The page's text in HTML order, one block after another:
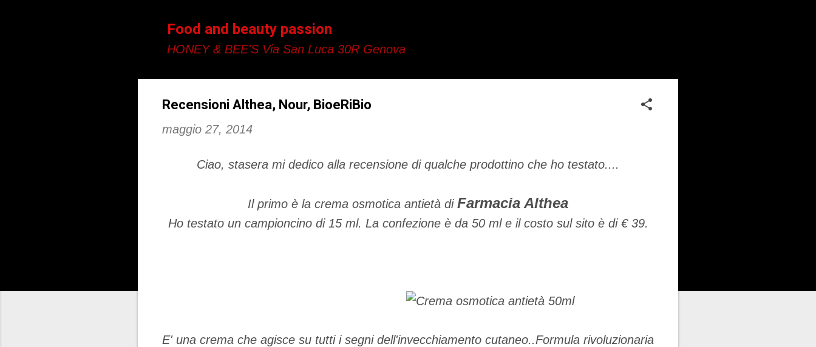
Food and beauty passion
HONEY & BEE'S Via San Luca 30R Genova
Recensioni Althea, Nour, BioeRiBio
maggio 27, 2014
Ciao, stasera mi dedico alla recensione di qualche prodottino che ho testato....
Il primo è la crema osmotica antietà di Farmacia Althea
Ho testato un campioncino di 15 ml. La confezione è da 50 ml e il costo sul sito è di € 39.
E' una crema che agisce su tutti i segni dell'invecchiamento cutaneo..Formula rivoluzionaria